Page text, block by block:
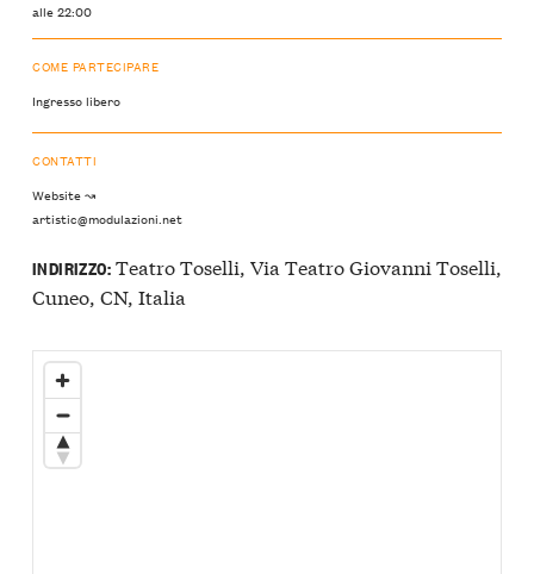
alle 22:00
COME PARTECIPARE
Ingresso libero
CONTATTI
Website ↝
artistic@modulazioni.net
INDIRIZZO:Teatro Toselli, Via Teatro Giovanni Toselli,
Cuneo, CN, Italia